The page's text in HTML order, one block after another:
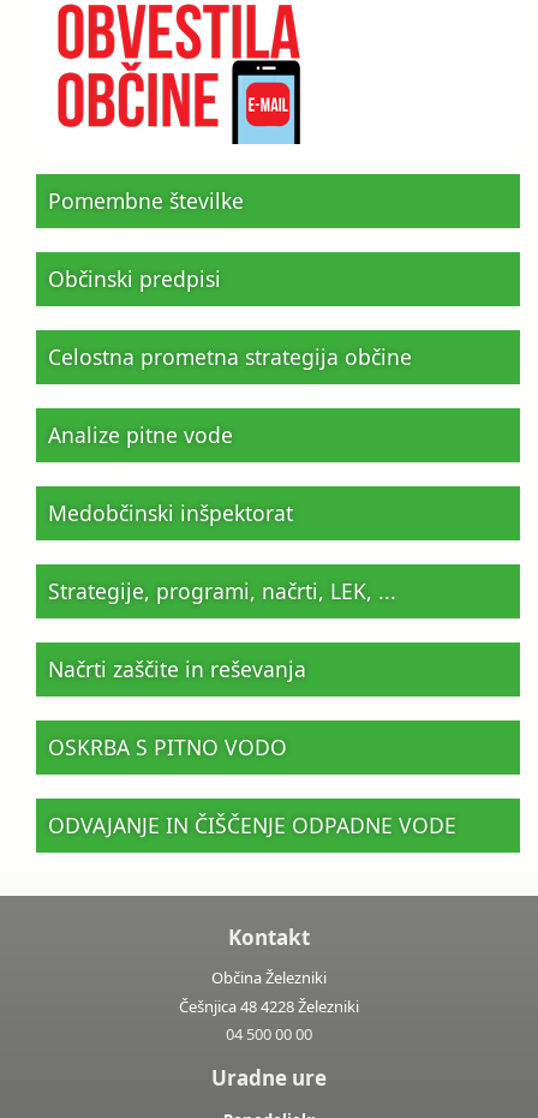
Pomembne številke
Občinski predpisi
Celostna prometna strategija občine
Analize pitne vode
Medobčinski inšpektorat
Strategije, programi, načrti, LEK, ...
Načrti zaščite in reševanja
OSKRBA S PITNO VODO
ODVAJANJE IN ČIŠČENJE ODPADNE VODE
Kontakt
Občina Železniki
Češnjica 48 4228 Železniki
04 500 00 00
Uradne ure